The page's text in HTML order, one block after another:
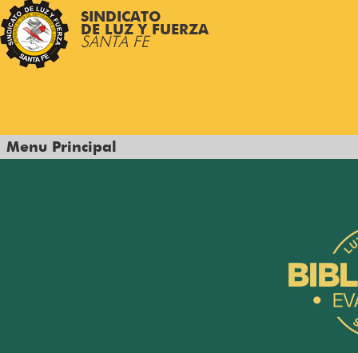
SINDICATO
DE LUZ Y FUERZA
SANTA FE
Menu Principal